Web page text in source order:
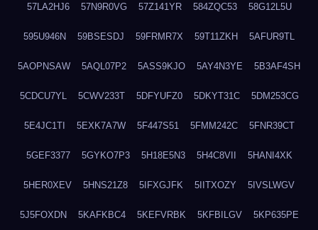
57LA2HJ6 57N9R0VG 57Z141YR 584ZQC53 58G12L5U
595U946N 59BSESDJ 59FRMR7X 59T11ZKH 5AFUR9TL
5AOPNSAW 5AQL07P2 5ASS9KJO 5AY4N3YE 5B3AF4SH
5CDCU7YL 5CWV233T 5DFYUFZ0 5DKYT31C 5DM253CG
5E4JC1TI 5EXK7A7W 5F447S51 5FMM242C 5FNR39CT
5GEF3377 5GYKO7P3 5H18E5N3 5H4C8VII 5HANI4XK
5HER0XEV 5HNS21Z8 5IFXGJFK 5IITXOZY 5IVSLWGV
5J5FOXDN 5KAFKBC4 5KEFVRBK 5KFBILGV 5KP635PE